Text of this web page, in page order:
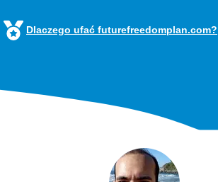
Dlaczego ufać futurefreedomplan.com?